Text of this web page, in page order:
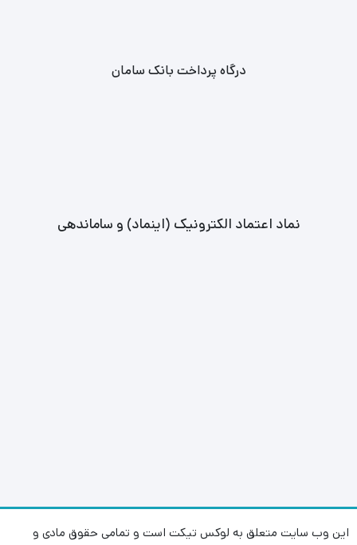
درگاه پرداخت بانک سامان
نماد اعتماد الکترونیک (اینماد) و ساماندهی
این وب سایت متعلق به لوکس تیکت است و تمامی حقوق مادی و